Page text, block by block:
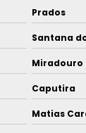
Prados
Santana
Miradouro
Caputira
Matias